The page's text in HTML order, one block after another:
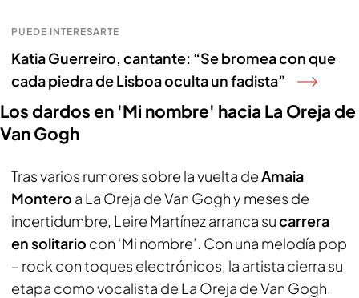
PUEDE INTERESARTE
Katia Guerreiro, cantante: “Se bromea con que
cada piedra de Lisboa oculta un fadista”
Los dardos en 'Mi nombre' hacia La Oreja de
Van Gogh
Tras varios rumores sobre la vuelta deAmaia
Montero a La Oreja de Van Gogh y meses de
incertidumbre, Leire Martínez arranca sucarrera
en solitario con ‘Mi nombre’. Con una melodía pop
– rock con toques electrónicos, la artista cierra su
etapa como vocalista de La Oreja de Van Gogh.